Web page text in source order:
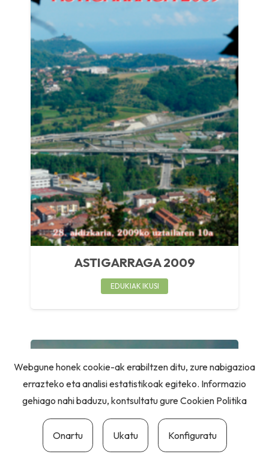
ASTIGARRAGA 2009
EDUKIAK IKUSI
Webgune honek cookie-ak erabiltzen ditu, zure nabigazioa
errazteko eta analisi estatistikoak egiteko. Informazio
gehiago nahi baduzu, kontsultatu gureCookien Politika
Onartu Ukatu Konfiguratu